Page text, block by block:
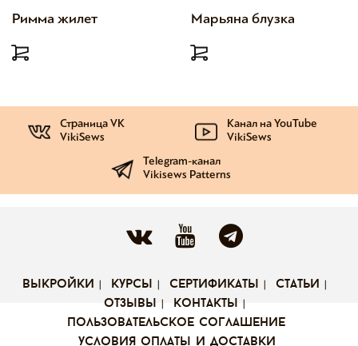
Римма жилет Марьяна блузка
Страница VK
VikiSews
Канал на YouTube
VikiSews
Telegram-канал
Vikisews Patterns
выкройки курсы сертификаты
статьи
отзывы
контакты
пользовательское соглашение
условия оплаты и доставки